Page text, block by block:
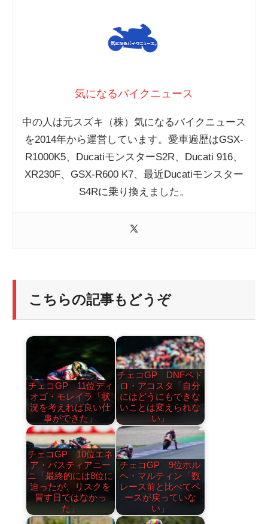
気になるバイクニュース
中の人は元スズキ（株）気になるバイクニュース
を2014年から運営しています。愛車遍歴はGSX-
R1000K5、DucatiモンスターS2R、Ducati 916、
XR230F、GSX-R600 K7、最近Ducatiモンスター
S4Rに乗り換えました。
こちらの記事もどうぞ
チェコGP 11位ディ
オゴ・モレイラ「状
況を考えれば良い仕
事ができた」
チェコGP DNFペド
ロ・アコスタ「自分
にはどうにもできな
いことは変えられな
い」
チェコGP 10位エネ
ア・バスティアニー
ニ「最終的には8位に
迫ったが、リスクを
冒す日ではなかっ
た」
チェコGP 9位ホル
ヘ・マルティン「数
レース前と比べてペ
ースが戻っていな
い」